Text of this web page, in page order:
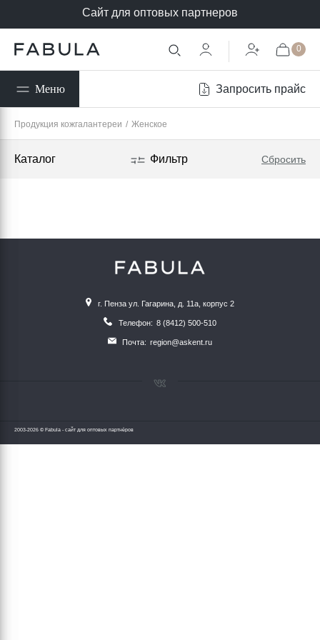
Сайт для оптовых партнеров
0
Меню Запросить прайс
Продукция кожгалантереи / Женское
Каталог Фильтр Сбросить
г. Пенза ул. Гагарина, д. 11а, корпус 2
Телефон: 8 (8412) 500-510
Почта: region@askent.ru
2003-2026 © Fabula - сайт для оптовых партнёров